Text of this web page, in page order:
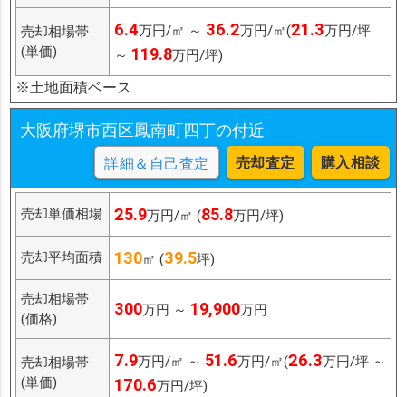
売却相場帯
(単価)
6.4万円/㎡ ～ 36.2万円/㎡(21.3万円/坪
～ 119.8万円/坪)
※土地面積ベース
大阪府堺市西区鳳南町四丁の付近
詳細＆自己査定 売却査定 購入相談
売却単価相場 25.9万円/㎡ (85.8万円/坪)
売却平均面積 130㎡ (39.5坪)
売却相場帯
(価格)
300万円 ～ 19,900万円
売却相場帯
(単価)
7.9万円/㎡ ～ 51.6万円/㎡(26.3万円/坪 ～
170.6万円/坪)